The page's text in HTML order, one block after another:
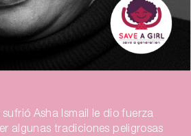
sufrió Asha Ismail le dio fuerza
algunas tradiciones peligrosas